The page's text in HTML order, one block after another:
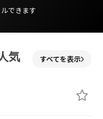
できます
気
すべてを表示